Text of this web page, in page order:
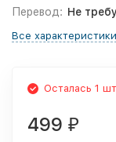
Перевод: Не
Все характеристики
Осталась 1
499 ₽